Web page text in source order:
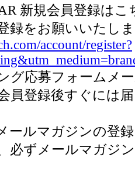
新規会員登録はこ
録をお願いいたし
account/register?
グ応募フォームメ
員登録後すぐには
ールマガジンの登
必ずメールマガジ